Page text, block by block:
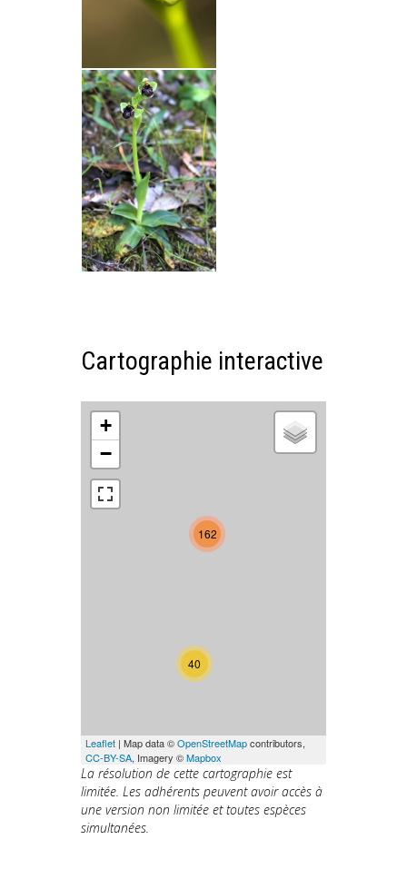
Cartographie interactive
40
162
+
−
Leaflet | Map data ©OpenStreetMapcontributors,
CC-BY-SA, Imagery ©Mapbox
La résolution de cette cartographie est
limitée. Les adhérents peuvent avoir accès à
une version non limitée et toutes espèces
simultanées.